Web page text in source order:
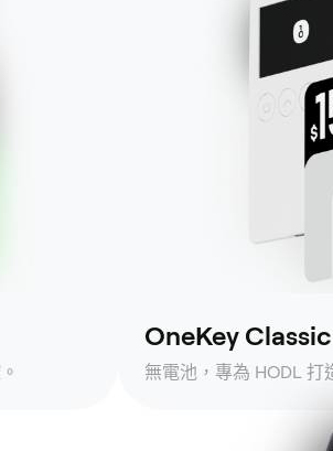
OneKey Classic
無電池，專為 HODL 打